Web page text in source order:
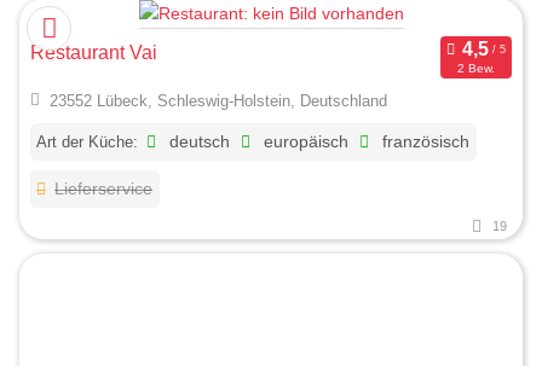
Restaurant Vai
2 Bew.
23552 Lübeck, Schleswig-Holstein, Deutschland
Art der Küche: deutsch europäisch französisch
Lieferservice
19